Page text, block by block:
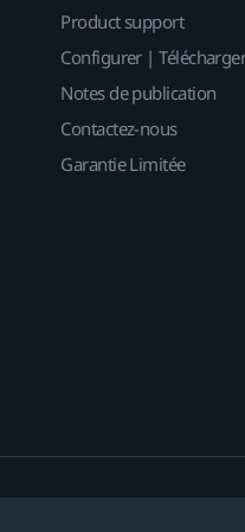
Product support
Configurer |
Notes de publication
Contactez-nous
Garantie Limitée